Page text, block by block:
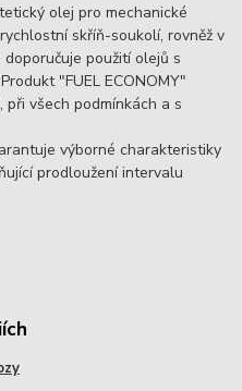
olej pro mechanické
skříň-soukolí, rovněž v
použití olejů s
"FUEL ECONOMY"
při všech podmínkách a s
výborné charakteristiky
prodloužení intervalu